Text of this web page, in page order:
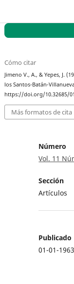
Cómo citar
Jimeno V., A., & Yepes, J.
los Santos-Batán-
https://doi.org/10.32685/
Más formatos de cita
Número
Vol. 11
Sección
Artículos
Publicado
01-01-1963